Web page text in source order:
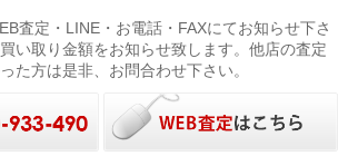
査定・LINE・お電話・FAXにてお知らせ下さ
い取り金額をお知らせ致します。他店の査定
た方は是非、お問合わせ下さい。